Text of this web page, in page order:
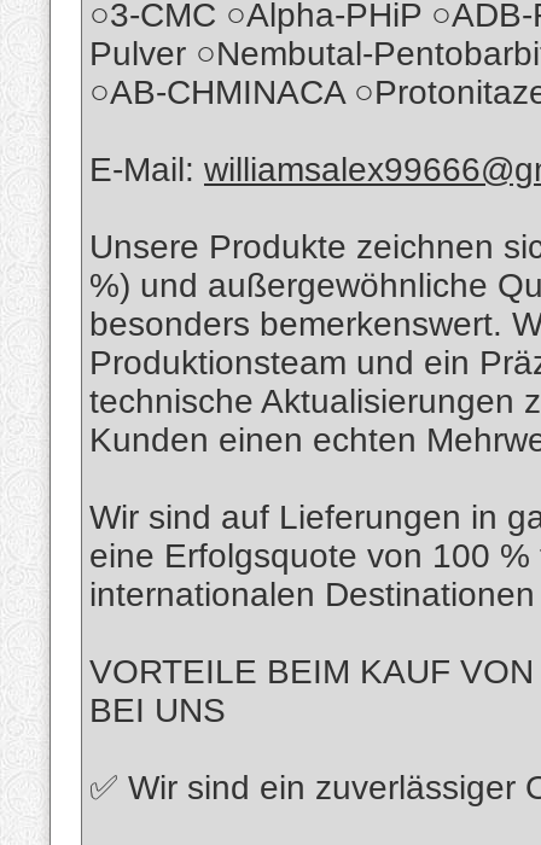
○3-CMC ○Alpha-PHiP
Pulver ○Nembutal-
○AB-CHMINACA
E-Mail:
Unsere Produkte zeichnen
%) und außergewöhnliche
besonders bemerkenswert.
Produktionsteam und ein
technische Aktualisierungen
Kunden einen echten
Wir sind auf Lieferungen in
eine Erfolgsquote von 100
internationalen
VORTEILE BEIM KAUF
BEI UNS
✅ Wir sind ein zuverlässiger